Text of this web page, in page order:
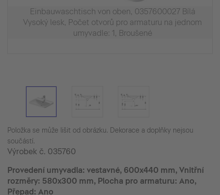
Einbauwaschtisch von oben, 0357600027 Bílá
Vysoký lesk, Počet otvorů pro armaturu na jednom
umyvadle: 1, Broušené
Položka se může lišit od obrázku. Dekorace a doplňky nejsou
součástí.
Výrobek č. 035760
Provedení umyvadla: vestavné, 600x440 mm, Vnitřní
rozměry: 580x300 mm, Plocha pro armaturu: Ano,
Přepad: Ano